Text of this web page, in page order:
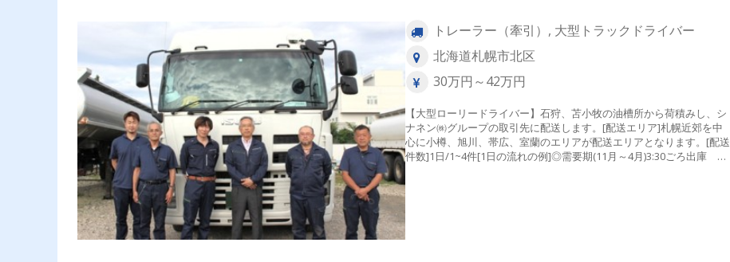
トレーラー（牽引）, 大型トラックドライバー
北海道札幌市北区
30万円～42万円
【大型ローリードライバー】石狩、苫小牧の油槽所から荷積みし、シ
ナネン㈱グループの取引先に配送します。[配送エリア]札幌近郊を中
心に小樽、旭川、帯広、室蘭のエリアが配送エリアとなります。[配送
件数]1日/1~4件[1日の流れの例]◎需要期(11月～4月)3:30ごろ出庫
↓14:00ころ帰社